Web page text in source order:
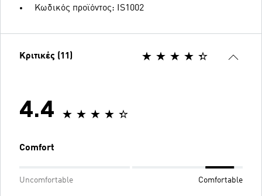
Κωδικός προϊόντος: IS1002
Κριτικές (11)
4.4
Comfort
Uncomfortable Comfortable